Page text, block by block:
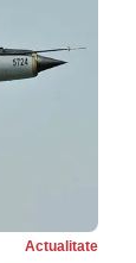
Actualitate